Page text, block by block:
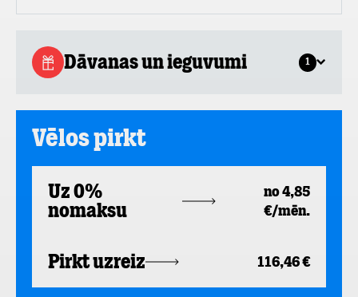
Dāvanas un ieguvumi 1
Vēlos pirkt
Uz 0%
nomaksu
no 4,85
€/mēn.
Pirkt uzreiz 116,46 €